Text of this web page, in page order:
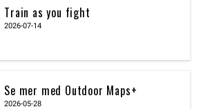
Train as you fight
2026-07-14
Se mer med Outdoor Maps+
2026-05-28